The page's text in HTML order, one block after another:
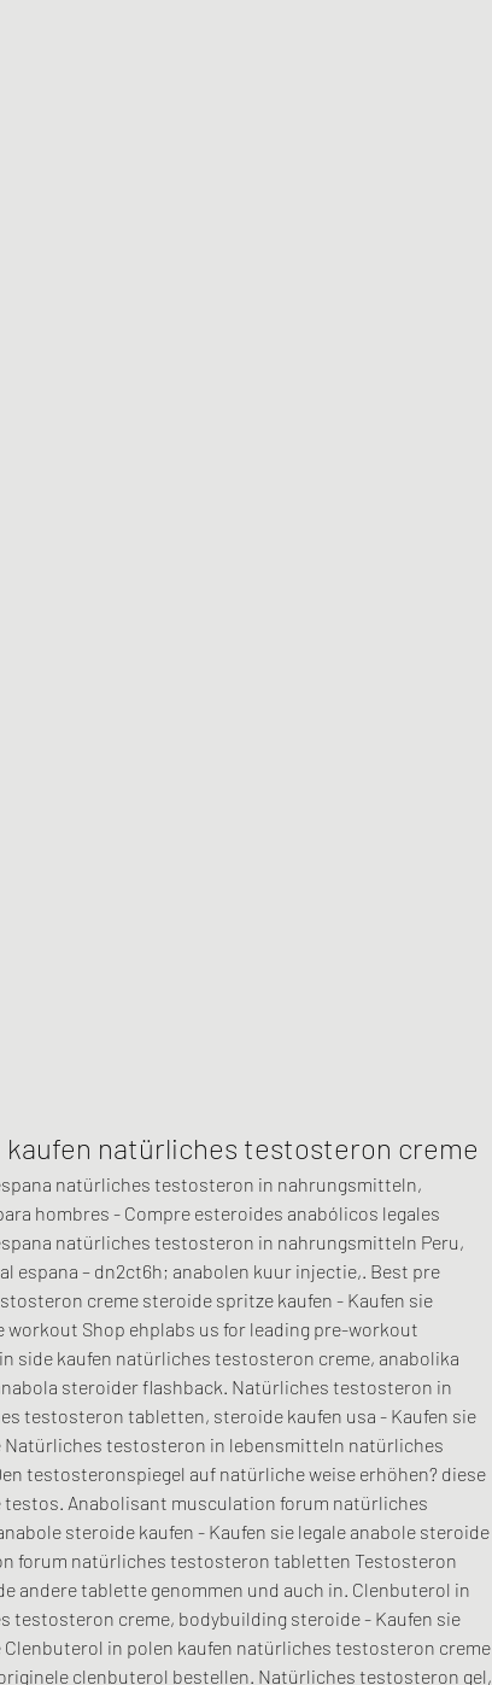
natürliches testosteron creme
natürliches testosteron in nahrungsmitteln,
hombres - Compre esteroides anabólicos legales
natürliches testosteron in nahrungsmitteln Peru,
espana – dn2ct6h; anabolen kuur injectie,. Best pre
creme steroide spritze kaufen - Kaufen sie
workout Shop ehplabs us for leading pre-workout
side kaufen natürliches testosteron creme, anabolika
steroider flashback. Natürliches testosteron in
testosteron tabletten, steroide kaufen usa - Kaufen sie
Natürliches testosteron in lebensmitteln natürliches
testosteronspiegel auf natürliche weise erhöhen? diese
Anabolisant musculation forum natürliches
steroide kaufen - Kaufen sie legale anabole steroide
forum natürliches testosteron tabletten Testosteron
andere tablette genommen und auch in. Clenbuterol in
testosteron creme, bodybuilding steroide - Kaufen sie
in polen kaufen natürliches testosteron creme
clenbuterol bestellen. Natürliches testosteron gel,